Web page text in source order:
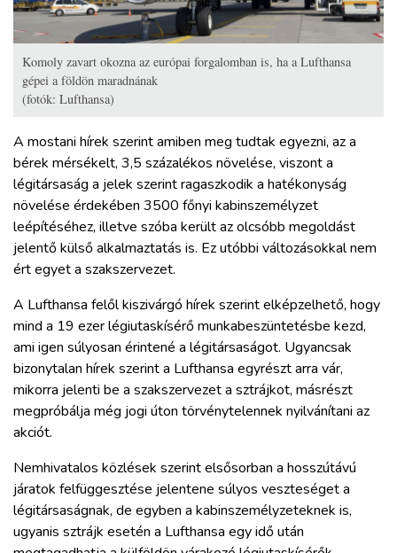
Komoly zavart okozna az európai forgalomban is, ha a Lufthansa
gépei a földön maradnának
(fotók: Lufthansa)
A mostani hírek szerint amiben meg tudtak egyezni, az a
bérek mérsékelt, 3,5 százalékos növelése, viszont a
légitársaság a jelek szerint ragaszkodik a hatékonyság
növelése érdekében 3500 főnyi kabinszemélyzet
leépítéséhez, illetve szóba került az olcsóbb megoldást
jelentő külső alkalmaztatás is. Ez utóbbi változásokkal nem
ért egyet a szakszervezet.
A Lufthansa felől kiszivárgó hírek szerint elképzelhető, hogy
mind a 19 ezer légiutaskísérő munkabeszüntetésbe kezd,
ami igen súlyosan érintené a légitársaságot. Ugyancsak
bizonytalan hírek szerint a Lufthansa egyrészt arra vár,
mikorra jelenti be a szakszervezet a sztrájkot, másrészt
megpróbálja még jogi úton törvénytelennek nyilvánítani az
akciót.
Nemhivatalos közlések szerint elsősorban a hosszútávú
járatok felfüggesztése jelentene súlyos veszteséget a
légitársaságnak, de egyben a kabinszemélyzeteknek is,
ugyanis sztrájk esetén a Lufthansa egy idő után